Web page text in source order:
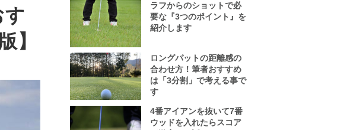
す
】
ラフからのショットで必
要な『3つのポイント』を
紹介します
ロングパットの距離感の
合わせ方！筆者おすすめ
は「3分割」で考える事で
す
4番アイアンを抜いて7番
ウッドを入れたらスコア